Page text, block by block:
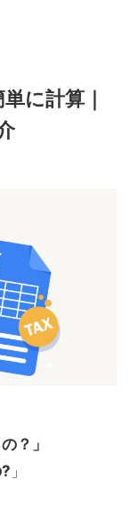
に計算｜
？」
」